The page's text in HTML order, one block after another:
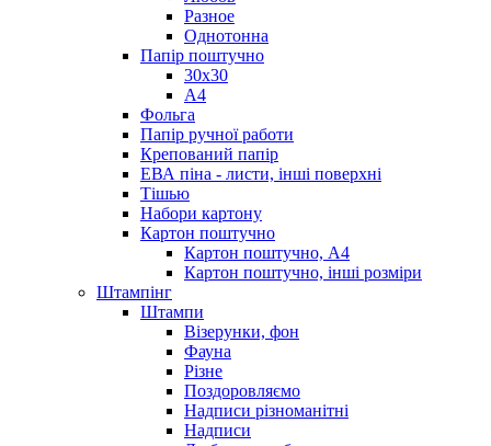
Разное
Однотонна
Папір поштучно
30х30
А4
Фольга
Папір ручної работи
Крепований папір
ЕВА піна - листи, інші поверхні
Тішью
Набори картону
Картон поштучно
Картон поштучно, А4
Картон поштучно, інші розміри
Штампінг
Штампи
Візерунки, фон
Фауна
Різне
Поздоровляємо
Надписи різноманітні
Надписи